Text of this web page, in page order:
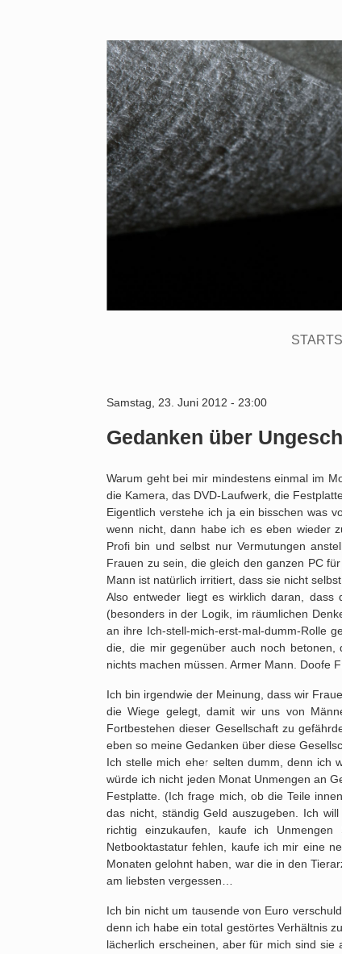
Samstag, 23. Juni 2012 - 23:00
Gedanken über
Warum geht bei mir mindestens einmal im
die Kamera, das DVD-Laufwerk, die
Eigentlich verstehe ich ja ein bisschen was
wenn nicht, dann habe ich es eben wieder
Profi bin und selbst nur Vermutungen
Frauen zu sein, die gleich den ganzen PC
Mann ist natürlich irritiert, dass sie nicht
Also entweder liegt es wirklich daran, dass
(besonders in der Logik, im räumlichen
an ihre Ich-stell-mich-erst-mal-dumm-Rolle
die, die mir gegenüber auch noch
nichts machen müssen. Armer Mann. Doofe
Ich bin irgendwie der Meinung, dass wir
die Wiege gelegt, damit wir uns von
Fortbestehen dieser Gesellschaft zu
eben so meine Gedanken über diese
Ich stelle mich eher selten dumm, denn ich
würde ich nicht jeden Monat Unmengen an
Festplatte. (Ich frage mich, ob die Teile
das nicht, ständig Geld auszugeben. Ich
richtig einzukaufen, kaufe ich
Netbooktastatur fehlen, kaufe ich mir eine
Monaten gelohnt haben, war die in den
am liebsten vergessen…
Ich bin nicht um tausende von Euro
denn ich habe ein total gestörtes Verhältnis
lächerlich erscheinen, aber für mich sind